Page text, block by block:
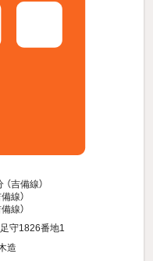
（吉備線）
線）
線）
守1826番地1
造